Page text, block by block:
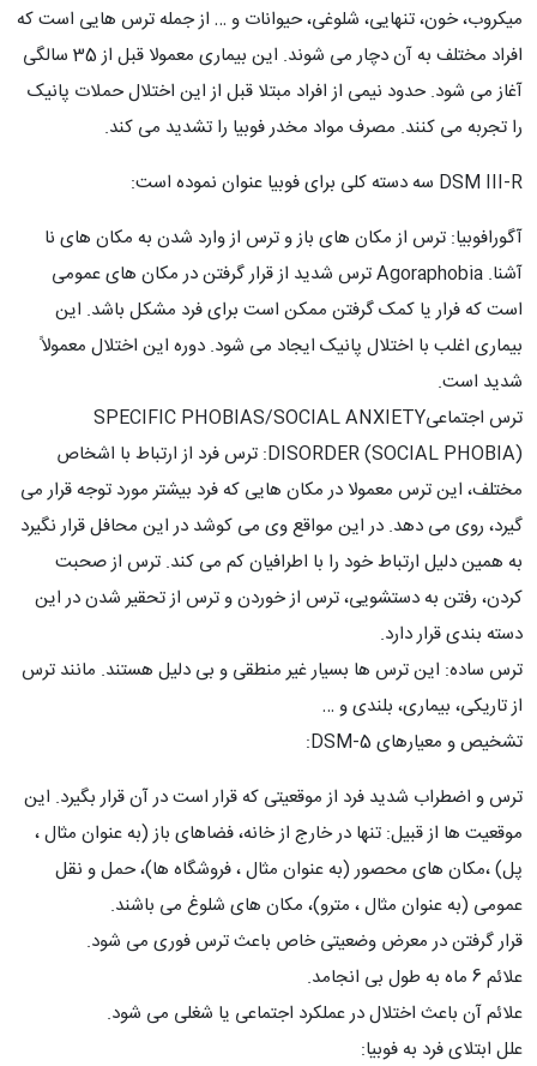
میکروب، خون، تنهایی، شلوغی، حیوانات و … از جمله ترس هایی است که
افراد مختلف به آن دچار می شوند. این بیماری معمولا قبل از 35 سالگی
آغاز می شود. حدود نیمی از افراد مبتلا قبل از این اختلال حملات پانیک
را تجربه می کنند. مصرف مواد مخدر فوبیا را تشدید می کند.
DSM III-R سه دسته کلی برای فوبیا عنوان نموده است:
آگورافوبیا: ترس از مکان های باز و ترس از وارد شدن به مکان های نا
آشنا. Agoraphobia ترس شدید از قرار گرفتن در مکان های عمومی
است که فرار یا کمک گرفتن ممکن است برای فرد مشکل باشد. این
بیماری اغلب با اختلال پانیک ایجاد می شود. دوره این اختلال معمولاً
شدید است.
ترس اجتماعیSPECIFIC PHOBIAS/SOCIAL ANXIETY
DISORDER (SOCIAL PHOBIA): ترس فرد از ارتباط با اشخاص
مختلف، این ترس معمولا در مکان هایی که فرد بیشتر مورد توجه قرار می
گیرد، روی می دهد. در این مواقع وی می کوشد در این محافل قرار نگیرد
به همین دلیل ارتباط خود را با اطرافیان کم می کند. ترس از صحبت
کردن، رفتن به دستشویی، ترس از خوردن و ترس از تحقیر شدن در این
دسته بندی قرار دارد.
ترس ساده: این ترس ها بسیار غیر منطقی و بی دلیل هستند. مانند ترس
از تاریکی، بیماری، بلندی و …
تشخیص و معیارهای DSM-5:
ترس و اضطراب شدید فرد از موقعیتی که قرار است در آن قرار بگیرد. این
موقعیت ها از قبیل: تنها در خارج از خانه، فضاهای باز (به عنوان مثال ،
پل) ،مکان های محصور (به عنوان مثال ، فروشگاه ها)، حمل و نقل
عمومی (به عنوان مثال ، مترو)، مکان های شلوغ می باشند.
قرار گرفتن در معرض وضعیتی خاص باعث ترس فوری می شود.
علائم 6 ماه به طول بی انجامد.
علائم آن باعث اختلال در عملکرد اجتماعی یا شغلی می شود.
علل ابتلای فرد به فوبیا: